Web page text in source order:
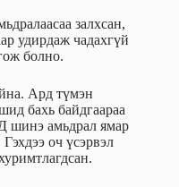
залхсан,
удирдаж чадахгүй
болно.
Ард түмэн
бахь байдгаараа
шинэ амьдрал ямар
оч үсэрвэл